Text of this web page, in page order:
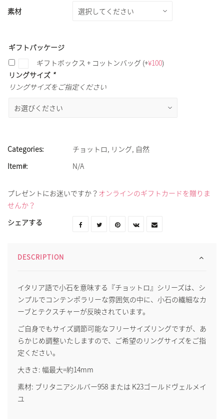
素材
ギフトパッケージ
ギフトボックス + コットンバッグ (+¥100)
リングサイズ *
リングサイズをご指定ください
Categories: チョットロ, リング, 自然
Item#:
N/A
プレゼントにお迷いですか？ オンラインのギフトカードを贈りま
せんか？
シェアする
DESCRIPTION
イタリア語で小石を意味する『チョットロ』シリーズは、シ
ンプルでコンテンポラリーな雰囲気の中に、小石の繊細なカ
ーブとテクスチャーが反映されています。
ご自身でもサイズ調節可能なフリーサイズリングですが、あ
らかじめ調整いたしますので、ご希望のリングサイズをご指
定ください。
大きさ: 幅最大=約14mm
素材: ブリタニアシルバー958 または K23ゴールドヴェルメイ
ユ